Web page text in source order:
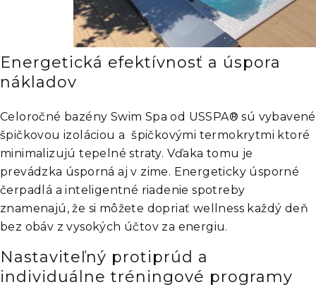
Energetická efektívnosť a úspora
nákladov
Celoročné bazény Swim Spa od USSPA® sú vybavené
špičkovou izoláciou a špičkovými termokrytmi ktoré
minimalizujú tepelné straty. Vďaka tomu je
prevádzka úsporná aj v zime. Energeticky úsporné
čerpadlá a inteligentné riadenie spotreby
znamenajú, že si môžete dopriať wellness každý deň
bez obáv z vysokých účtov za energiu.
Nastaviteľný protiprúd a
individuálne tréningové programy